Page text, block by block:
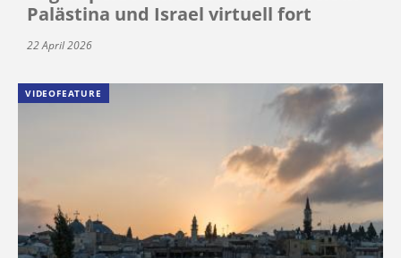
Palästina und Israel virtuell fort
22 April 2026
VIDEOFEATURE